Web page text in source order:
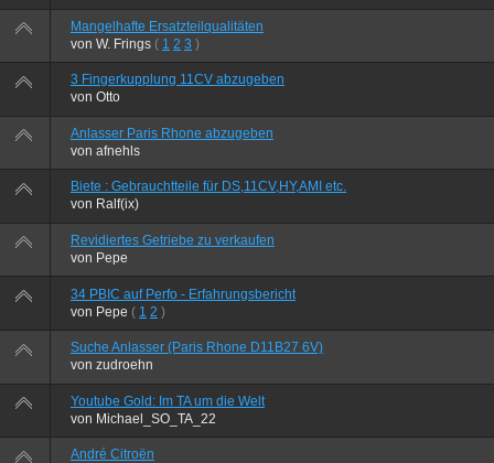
Mangelhafte Ersatzteilqualitäten
von W. Frings ( 1 2 3 )
3 Fingerkupplung 11CV abzugeben
von Otto
Anlasser Paris Rhone abzugeben
von afnehls
Biete : Gebrauchtteile für DS,11CV,HY,AMI etc.
von Ralf(ix)
Revidiertes Getriebe zu verkaufen
von Pepe
34 PBIC auf Perfo - Erfahrungsbericht
von Pepe ( 1 2 )
Suche Anlasser (Paris Rhone D11B27 6V)
von zudroehn
Youtube Gold: Im TA um die Welt
von Michael_SO_TA_22
André Citroën